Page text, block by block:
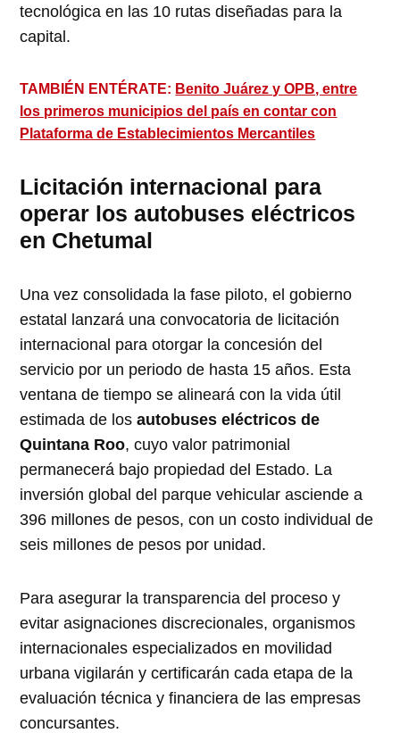
tecnológica en las 10 rutas diseñadas para la
capital.
TAMBIÉN ENTÉRATE: Benito Juárez y OPB, entre
los primeros municipios del país en contar con
Plataforma de Establecimientos Mercantiles
Licitación internacional para
operar los autobuses eléctricos
en Chetumal
Una vez consolidada la fase piloto, el gobierno
estatal lanzará una convocatoria de licitación
internacional para otorgar la concesión del
servicio por un periodo de hasta 15 años. Esta
ventana de tiempo se alineará con la vida útil
estimada de losautobuses eléctricos de
Quintana Roo, cuyo valor patrimonial
permanecerá bajo propiedad del Estado. La
inversión global del parque vehicular asciende a
396 millones de pesos, con un costo individual de
seis millones de pesos por unidad.
Para asegurar la transparencia del proceso y
evitar asignaciones discrecionales, organismos
internacionales especializados en movilidad
urbana vigilarán y certificarán cada etapa de la
evaluación técnica y financiera de las empresas
concursantes.